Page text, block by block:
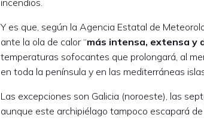
Y es que, según la Agencia Estatal de
ante la ola de calor “más intensa, extensa y
temperaturas sofocantes que prolongará, al
en toda la península y en las mediterráneas
Las excepciones son Galicia (noroeste), las
aunque este archipiélago tampoco escapará